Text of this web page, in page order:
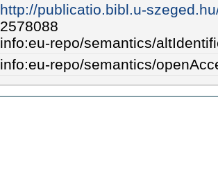
http://publicatio.bibl.u-
2578088
info:eu-repo/semantics/
info:eu-repo/semantics/